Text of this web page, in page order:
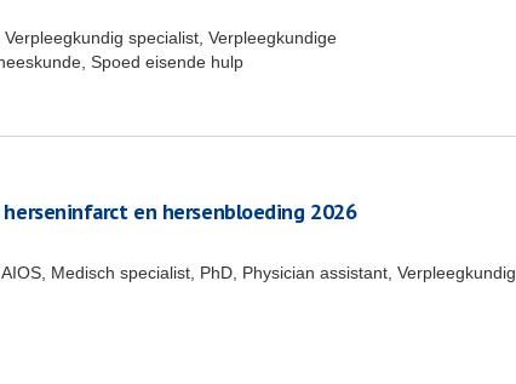
specialist, Verpleegkundige
Spoed eisende hulp
en hersenbloeding 2026
Medisch specialist, PhD, Physician assistant, Verpleegkundig